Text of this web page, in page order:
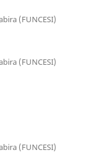
(FUNCESI)
(FUNCESI)
(FUNCESI)